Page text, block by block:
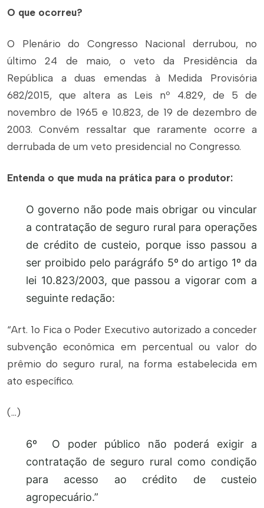
O que ocorreu?
O Plenário do Congresso Nacional derrubou, no
último 24 de maio, o veto da Presidência da
República a duas emendas à Medida Provisória
682/2015, que altera as Leis nº 4.829, de 5 de
novembro de 1965 e 10.823, de 19 de dezembro de
2003. Convém ressaltar que raramente ocorre a
derrubada de um veto presidencial no Congresso.
Entenda o que muda na prática para o produtor:
O governo não pode mais obrigar ou vincular
a contratação de seguro rural para operações
de crédito de custeio, porque isso passou a
ser proibido pelo parágráfo 5º do artigo 1º da
lei 10.823/2003, que passou a vigorar com a
seguinte redação:
“Art. 1o Fica o Poder Executivo autorizado a conceder
subvenção econômica em percentual ou valor do
prêmio do seguro rural, na forma estabelecida em
ato específico.
(…)
6º O poder público não poderá exigir a
contratação de seguro rural como condição
para acesso ao crédito de custeio
agropecuário.”